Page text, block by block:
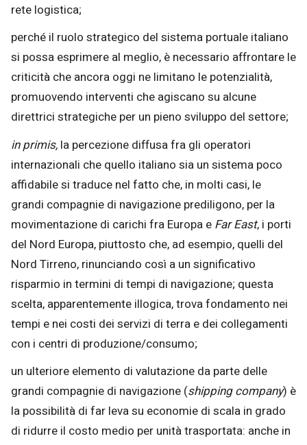
rete logistica;
perché il ruolo strategico del sistema portuale italiano
si possa esprimere al meglio, è necessario affrontare le
criticità che ancora oggi ne limitano le potenzialità,
promuovendo interventi che agiscano su alcune
direttrici strategiche per un pieno sviluppo del settore;
in primis, la percezione diffusa fra gli operatori
internazionali che quello italiano sia un sistema poco
affidabile si traduce nel fatto che, in molti casi, le
grandi compagnie di navigazione prediligono, per la
movimentazione di carichi fra Europa e Far East, i porti
del Nord Europa, piuttosto che, ad esempio, quelli del
Nord Tirreno, rinunciando così a un significativo
risparmio in termini di tempi di navigazione; questa
scelta, apparentemente illogica, trova fondamento nei
tempi e nei costi dei servizi di terra e dei collegamenti
con i centri di produzione/consumo;
un ulteriore elemento di valutazione da parte delle
grandi compagnie di navigazione (shipping company) è
la possibilità di far leva su economie di scala in grado
di ridurre il costo medio per unità trasportata: anche in